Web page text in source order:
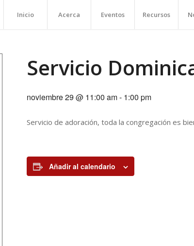
Inicio Acerca Eventos Recursos
Servicio
noviembre 29 @ 11:00 am- 1:00 pm
Servicio de adoración, toda la congregación es
Añadir al calendario